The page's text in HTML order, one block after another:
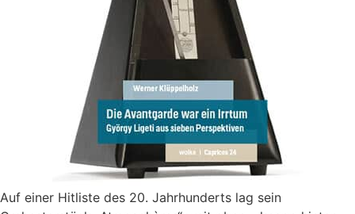
Auf einer Hitliste des 20. Jahrhunderts lag sein